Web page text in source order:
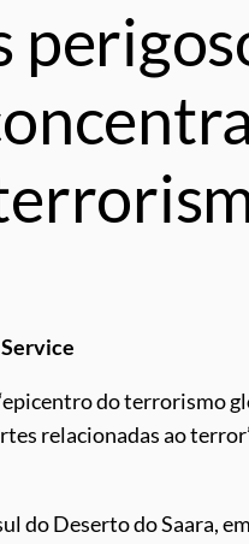
do terrorismo
relacionadas ao
do Deserto do Saara,